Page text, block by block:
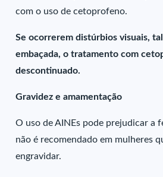
com o uso de cetoprofeno.
Se ocorrerem distúrbios visuais,
embaçada, o tratamento com
descontinuado.
Gravidez e amamentação
O uso de AINEs pode prejudicar a
não é recomendado em mulheres
engravidar.